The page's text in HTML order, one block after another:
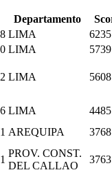
Departamento
LIMA
LIMA
LIMA
LIMA
AREQUIPA
PROV. CONST.
DEL CALLAO